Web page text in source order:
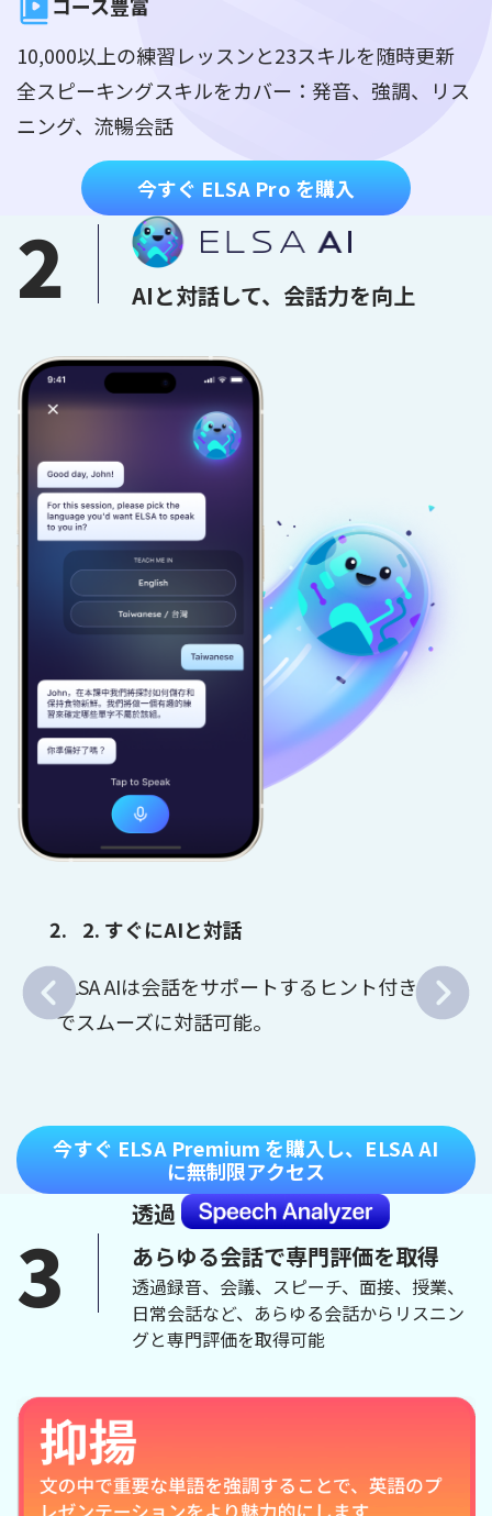
コース豊富
10,000以上の練習レッスンと23スキルを随時更新
全スピーキングスキルをカバー：発音、強調、リス
ニング、流暢会話
今すぐ ELSA Pro を購入
2 AIと対話して、会話力を向上
2. すぐにAIと対話
ELSA AIは会話をサポートするヒント付き
でスムーズに対話可能。
今すぐ ELSA Premium を購入し、ELSA AI
に無制限アクセス
3
透過
あらゆる会話で専門評価を取得
透過録音、会議、スピーチ、面接、授業、
日常会話など、あらゆる会話からリスニン
グと専門評価を取得可能